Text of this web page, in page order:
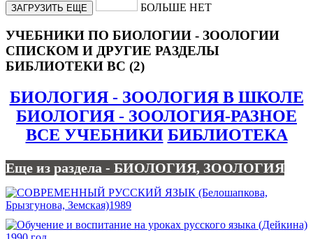
ЗАГРУЗИТЬ ЕЩЕ БОЛЬШЕ НЕТ
УЧЕБНИКИ ПО БИОЛОГИИ - ЗООЛОГИИ
СПИСКОМ И ДРУГИЕ РАЗДЕЛЫ
БИБЛИОТЕКИ ВС (2)
БИОЛОГИЯ - ЗООЛОГИЯ В ШКОЛЕ
БИОЛОГИЯ - ЗООЛОГИЯ-РАЗНОЕ
ВСЕ УЧЕБНИКИ БИБЛИОТЕКА
Еще из раздела - БИОЛОГИЯ, ЗООЛОГИЯ